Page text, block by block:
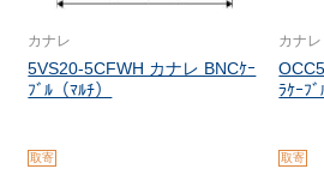
カナレ
5VS20-5CFWH カナレ BNCｹｰ
ﾌﾞﾙ（ﾏﾙﾁ）
取寄
カナレ
ﾗｹｰﾌﾞ
取寄